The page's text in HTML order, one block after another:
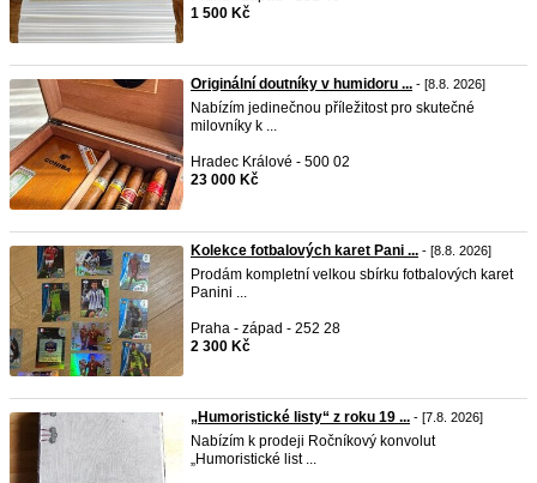
1 500 Kč
Originální doutníky v humidoru ... - [8.8. 2026]
Nabízím jedinečnou příležitost pro skutečné
milovníky k ...
Hradec Králové - 500 02
23 000 Kč
Kolekce fotbalových karet Pani ... - [8.8. 2026]
Prodám kompletní velkou sbírku fotbalových karet
Panini ...
Praha - západ - 252 28
2 300 Kč
„Humoristické listy“ z roku 19 ... - [7.8. 2026]
Nabízím k prodeji Ročníkový konvolut
„Humoristické list ...